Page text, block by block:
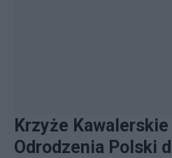
Krzyże
Odrodzenia Polski